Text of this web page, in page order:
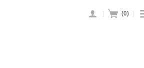
| (0) |